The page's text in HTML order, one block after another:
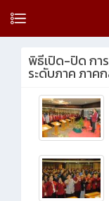
พิธีเปิด-ปิด กา
ระดับภาค ภาค